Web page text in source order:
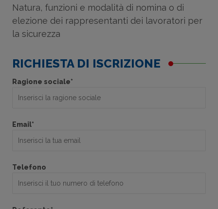
Natura, funzioni e modalità di nomina o di
elezione dei rappresentanti dei lavoratori per
la sicurezza
RICHIESTA DI ISCRIZIONE
Ragione sociale*
Email*
Telefono